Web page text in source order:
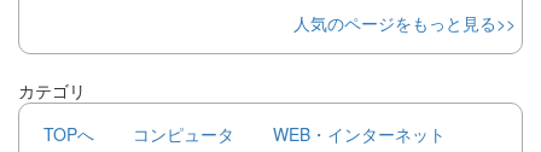
人気のページをもっと見る>>
カテゴリ
TOPへ
コンピュータ
WEB・インターネット